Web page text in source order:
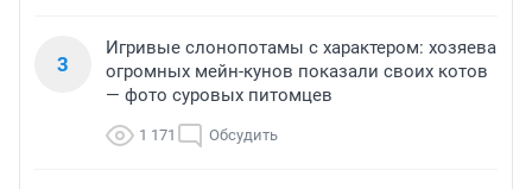
3
Игривые слонопотамы с характером: хозяева
огромных мейн-кунов показали своих котов
— фото суровых питомцев
1 171 Обсудить